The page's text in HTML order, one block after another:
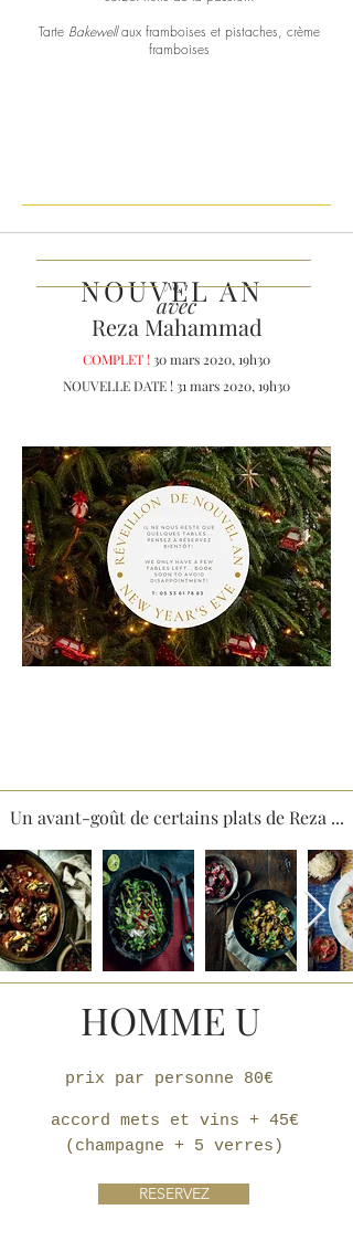
Tarte Bakewellaux framboises et pistaches, crème
framboises
No. 1
avec
Reza Mahammad
COMPLET ! 30 mars 2020, 19h30
NOUVELLE DATE ! 31 mars 2020, 19h30
NOUVEL AN
Un avant-goût de certains plats de Reza ...
HOMME U
prix par personne 80€
accord mets et vins + 45€
(champagne + 5 verres)
RESERVEZ